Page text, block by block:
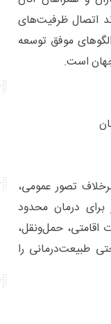
اتصال ظرفیت‌های
موفق توسعه
است.
تصور عمومی،
برای درمان محدود
حمل‌ونقل،
طبیعت‌درمانی را